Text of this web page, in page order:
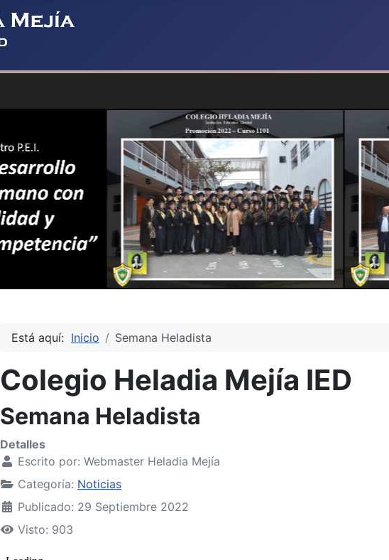
Está aquí: Inicio Semana Heladista
Colegio Heladia Mejía IED
Semana Heladista
Detalles
Escrito por: Webmaster Heladia Mejía
Categoría: Noticias
Publicado: 29 Septiembre 2022
Visto: 903